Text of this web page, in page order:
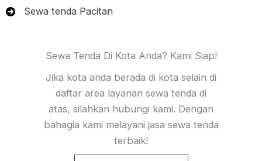
Sewa tenda Pacitan
Sewa Tenda Di Kota Anda? Kami Siap!
Jika kota anda berada di kota selain di
daftar area layanan sewa tenda di
atas, silahkan hubungi kami. Dengan
bahagia kami melayani jasa sewa tenda
terbaik!